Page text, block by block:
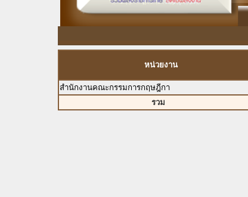
หน่วยงาน
สำนักงานคณะกรรมการกฤษฎีกา
รวม